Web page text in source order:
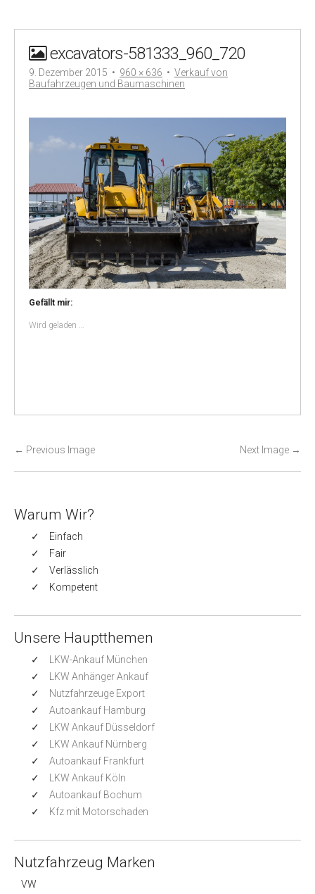
excavators-581333_960_720
9. Dezember 2015 • 960 × 636 • Verkauf von
Baufahrzeugen und Baumaschinen
Gefällt mir:
Wird geladen …
P
o
t
n
a
t
← Previous Image Next Image →
Warum Wir?
Einfach
Fair
Verlässlich
Kompetent
Unsere Hauptthemen
LKW-Ankauf München
LKW Anhänger Ankauf
Nutzfahrzeuge Export
Autoankauf Hamburg
LKW Ankauf Düsseldorf
LKW Ankauf Nürnberg
Autoankauf Frankfurt
LKW Ankauf Köln
Autoankauf Bochum
Kfz mit Motorschaden
Nutzfahrzeug Marken
VW